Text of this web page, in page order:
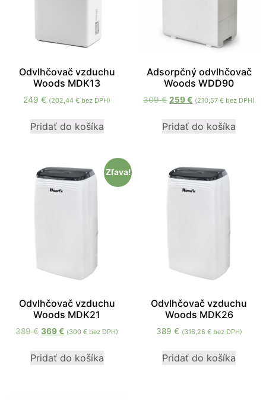
Odvlhčovač vzduchu
Woods MDK13
249€ (202,44€ bez DPH)
Pridať do košíka
Adsorpčný odvlhčovač
Woods WDD90
309€ 259€ (210,57€ bez DPH)
Pridať do košíka
Zľava!
Odvlhčovač vzduchu
Woods MDK21
389€ 369€ (300€ bez DPH)
Pridať do košíka
Odvlhčovač vzduchu
Woods MDK26
389 € (316,26 €bez DPH)
Pridať do košíka
najlepšie.
cookie
odmietnete,
niektoré
webovej
stránky